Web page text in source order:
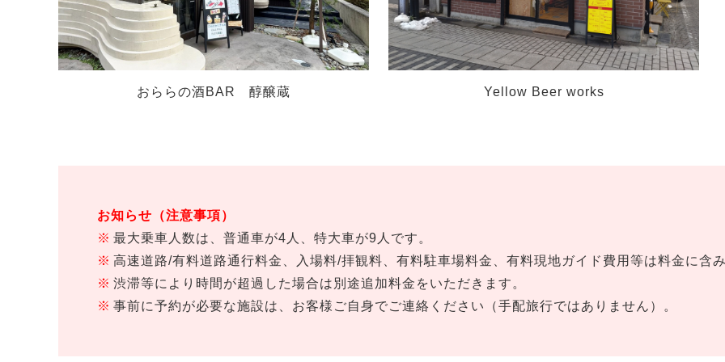
おららの酒BAR 醇醸蔵 Yellow Beer works
お知らせ（注意事項）
最大乗車人数は、普通車が4人、特大車が9人です。
高速道路/有料道路通行料金、入場料/拝観料、有料駐車場料金、有料現地ガイド費用等は料金に含み
渋滞等により時間が超過した場合は別途追加料金をいただきます。
事前に予約が必要な施設は、お客様ご自身でご連絡ください（手配旅行ではありません）。